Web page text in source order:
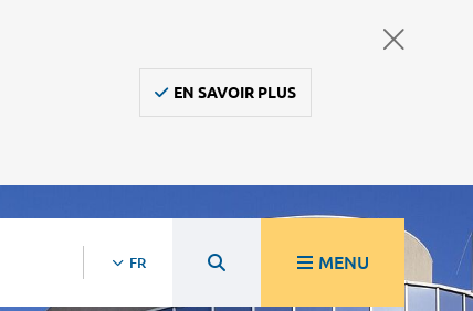
EN SAVOIR PLUS
FR MENU